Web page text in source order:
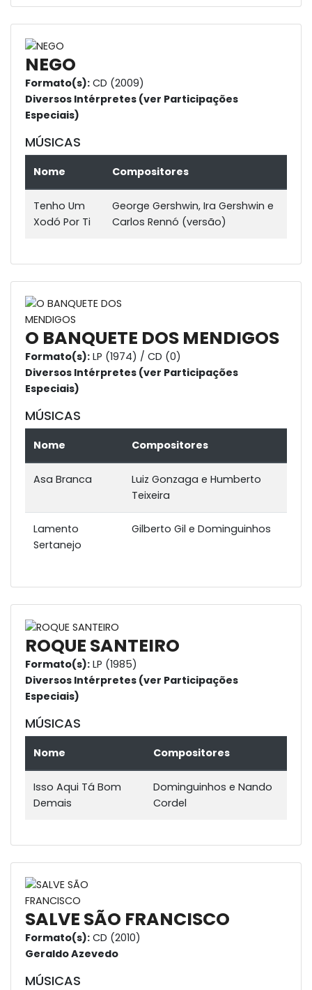
NEGO
Formato(s): CD (2009)
Diversos Intérpretes (ver Participações
Especiais)
MÚSICAS
Nome Compositores
Tenho Um
Xodó Por Ti
George Gershwin, Ira Gershwin e
Carlos Rennó (versão)
O BANQUETE DOS MENDIGOS
Formato(s): LP (1974) / CD (0)
Diversos Intérpretes (ver Participações
Especiais)
MÚSICAS
Nome Compositores
Asa Branca
Luiz Gonzaga e Humberto
Teixeira
Lamento
Sertanejo
Gilberto Gil e Dominguinhos
ROQUE SANTEIRO
Formato(s): LP (1985)
Diversos Intérpretes (ver Participações
Especiais)
MÚSICAS
Nome Compositores
Isso Aqui Tá Bom
Demais
Dominguinhos e Nando
Cordel
SALVE SÃO FRANCISCO
Formato(s): CD (2010)
Geraldo Azevedo
MÚSICAS